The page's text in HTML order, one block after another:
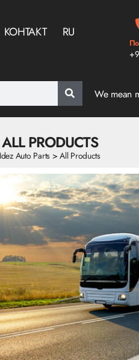
КОНТАКТ RU
We mean
ALL PRODUCTS
Idez Auto Parts>All Products